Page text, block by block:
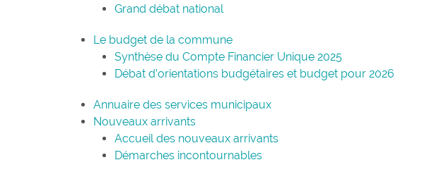
Grand débat national
Le budget de la commune
Synthèse du Compte Financier Unique 2025
Débat d’orientations budgétaires et budget pour 2026
Annuaire des services municipaux
Nouveaux arrivants
Accueil des nouveaux arrivants
Démarches incontournables